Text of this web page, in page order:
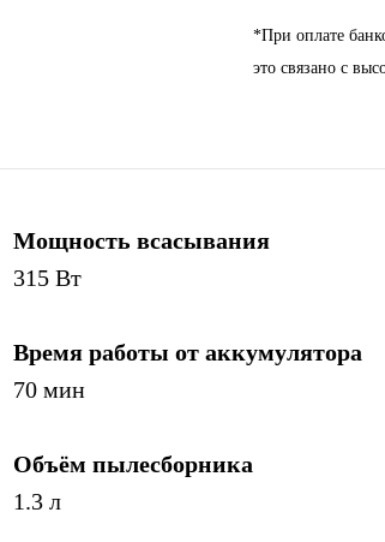
*При оплате
это связано с
Мощность всасывания
315 Вт
Время работы от аккумулятора
70 мин
Объём пылесборника
1.3 л